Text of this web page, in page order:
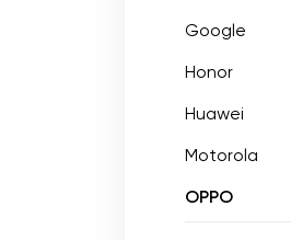
Google
Honor
Huawei
Motorola
OPPO